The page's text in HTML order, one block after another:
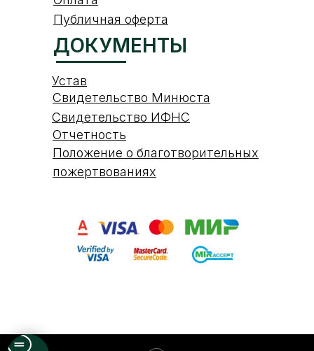
Публичная оферта
ДОКУМЕНТЫ
Устав
Свидетельство Минюста
Свидетельство ИФНС
Отчетность
Положение о благотворительных
пожертвованиях